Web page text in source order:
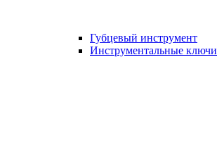
Губцевый инструмент
Инструментальные ключи